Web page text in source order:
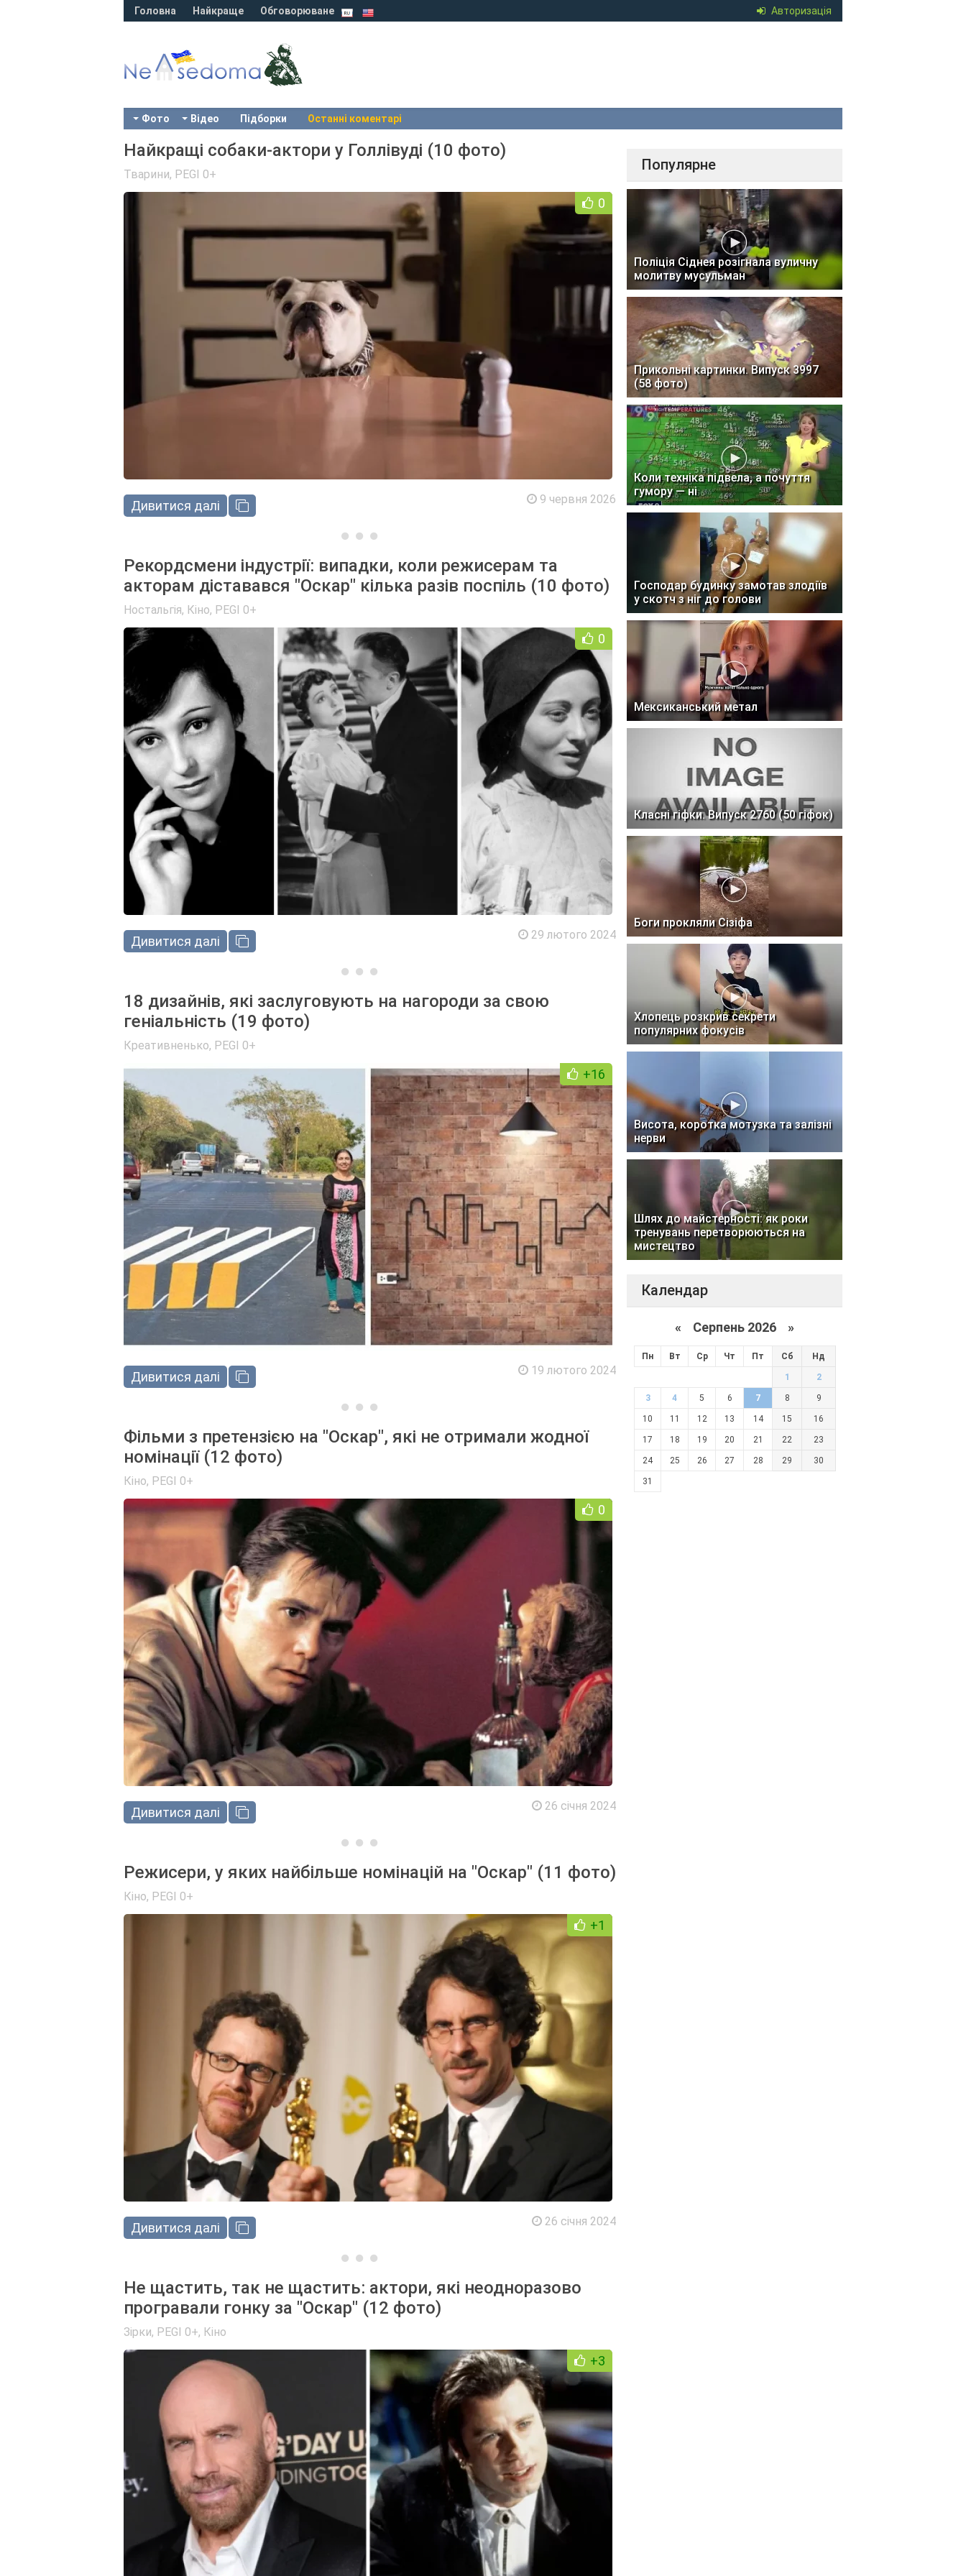
Авторизація
Головна Найкраще Обговорюване
Фото Відео Підборки Останні коментарі
Найкращі собаки-актори у Голлівуді (10 фото)
Тварини, PEGI 0+
0
Дивитися далі 9 червня 2026
Рекордсмени індустрії: випадки, коли режисерам та
акторам діставався "Оскар" кілька разів поспіль (10 фото)
Ностальгія, Кіно, PEGI 0+
0
Дивитися далі 29 лютого 2024
18 дизайнів, які заслуговують на нагороди за свою
геніальність (19 фото)
Креативненько, PEGI 0+
+16
Дивитися далі 19 лютого 2024
Фільми з претензією на "Оскар", які не отримали жодної
номінації (12 фото)
Кіно, PEGI 0+
0
Дивитися далі 26 січня 2024
Режисери, у яких найбільше номінацій на "Оскар" (11 фото)
Кіно, PEGI 0+
+1
Дивитися далі 26 січня 2024
Не щастить, так не щастить: актори, які неодноразово
програвали гонку за "Оскар" (12 фото)
Зірки, PEGI 0+, Кіно
+3
Популярне
Поліція Сіднея розігнала вуличну
молитву мусульман
Прикольні картинки. Випуск 3997
(58 фото)
Коли техніка підвела, а почуття
гумору — ні
Господар будинку замотав злодіїв
у скотч з ніг до голови
Мексиканський метал
Класні гіфки. Випуск 2760 (50 гіфок)
Боги прокляли Сізіфа
Хлопець розкрив секрети
популярних фокусів
Висота, коротка мотузка та залізні
нерви
Шлях до майстерності: як роки
тренувань перетворюються на
мистецтво
Календар
« Серпень 2026 »
Пн Вт Ср Чт Пт Сб Нд
1 2
3 4 5 6 7 8 9
10 11 12 13 14 15 16
17 18 19 20 21 22 23
24 25 26 27 28 29 30
31